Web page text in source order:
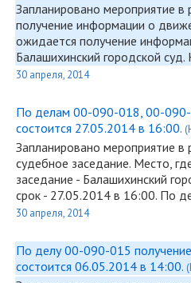
Запланировано мероприятие в
получение информации о
ожидается получение
Балашихинский городской
30 апреля, 2014
По делам 00-090-018, 00-090-
состоится 27.05.2014 в 16:00.
Запланировано мероприятие в
судебное заседание. Место,
заседание - Балашихинский
срок - 27.05.2014 в 16:00. По
30 апреля, 2014
По делу 00-090-015
состоится 06.05.2014 в 14:00.